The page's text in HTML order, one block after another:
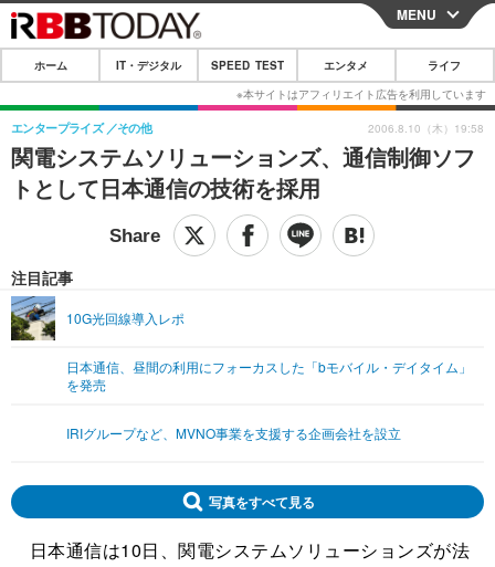
CLOSE
ホーム
IT・デジタル
IT・デジタルTOP スマートフォン
その他
SPEED TEST
映画・ドラマ
グラビア
ショッピング その他
ライフTOP
その他
リリース一覧
MENU
ホーム IT・デジタル SPEED TEST エンタメ ライフ
関電システムソリューションズ、通信制御ソフ
トとして日本通信の技術を採用
エンタープライズ その他
注目記事
10G光回線導入レポ
日本通信、昼間の利用にフォーカスした「bモバイル・デイタイム」
を発売
IRIグループなど、MVNO事業を支援する企画会社を設立
2006.8.10（木）19:58
写真をすべて見る
日本通信は10日、関電システムソリューションズが法